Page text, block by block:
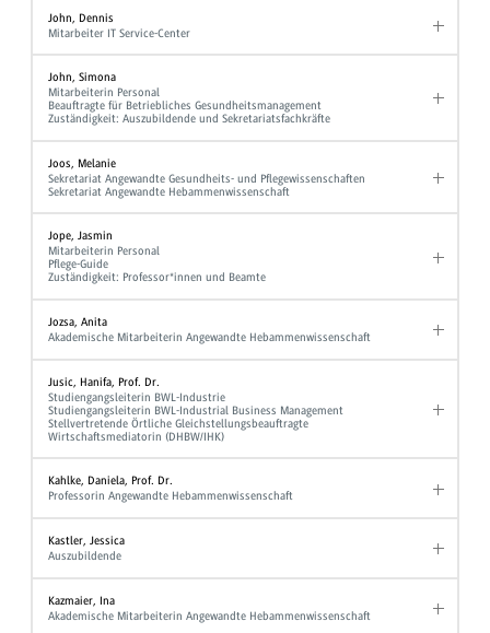
John, Dennis
Mitarbeiter IT Service-Center
John, Simona
Mitarbeiterin Personal
Beauftragte für Betriebliches Gesundheitsmanagement
Zuständigkeit: Auszubildende und Sekretariatsfachkräfte
Joos, Melanie
Sekretariat Angewandte Gesundheits- und Pflegewissenschaften
Sekretariat Angewandte Hebammenwissenschaft
Jope, Jasmin
Mitarbeiterin Personal
Pflege-Guide
Zuständigkeit: Professor*innen und Beamte
Jozsa, Anita
Akademische Mitarbeiterin Angewandte Hebammenwissenschaft
Jusic, Hanifa, Prof. Dr.
Studiengangsleiterin BWL-Industrie
Studiengangsleiterin BWL-Industrial Business Management
Stellvertretende Örtliche Gleichstellungsbeauftragte
Wirtschaftsmediatorin (DHBW/IHK)
Kahlke, Daniela, Prof. Dr.
Professorin Angewandte Hebammenwissenschaft
Kastler, Jessica
Auszubildende
Kazmaier, Ina
Akademische Mitarbeiterin Angewandte Hebammenwissenschaft